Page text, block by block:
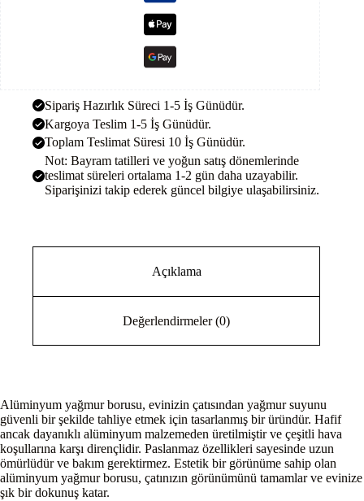
Sipariş Hazırlık Süreci 1-5 İş Günüdür.
Kargoya Teslim 1-5 İş Günüdür.
Toplam Teslimat Süresi 10 İş Günüdür.
Not: Bayram tatilleri ve yoğun satış dönemlerinde
teslimat süreleri ortalama 1-2 gün daha uzayabilir.
Siparişinizi takip ederek güncel bilgiye ulaşabilirsiniz.
Açıklama
Değerlendirmeler (0)
Alüminyum yağmur borusu, evinizin çatısından yağmur suyunu
güvenli bir şekilde tahliye etmek için tasarlanmış bir üründür. Hafif
ancak dayanıklı alüminyum malzemeden üretilmiştir ve çeşitli hava
koşullarına karşı dirençlidir. Paslanmaz özellikleri sayesinde uzun
ömürlüdür ve bakım gerektirmez. Estetik bir görünüme sahip olan
alüminyum yağmur borusu, çatınızın görünümünü tamamlar ve evinize
şık bir dokunuş katar.